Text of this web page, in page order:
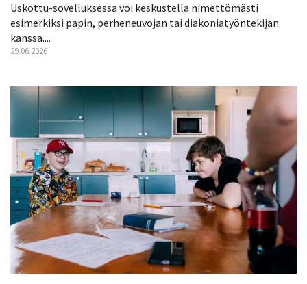
Uskottu-sovelluksessa voi keskustella nimettömästi
esimerkiksi papin, perheneuvojan tai diakoniatyöntekijän
kanssa....
29.06.2026